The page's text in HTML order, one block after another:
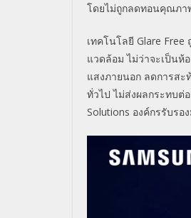
โดยไม่ถูกลดทอนคุณภา
เทคโนโลยี Glare Free
แวดล้อม ไม่ว่าจะเป็นห้
แสงภายนอก ลดการสะ
ทั่วไป ไม่ส่งผลกระทบต่
Solutions องค์กรรับรอ